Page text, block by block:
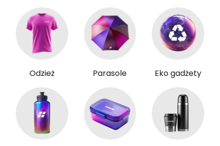
Odzież Parasole Eko gadżety